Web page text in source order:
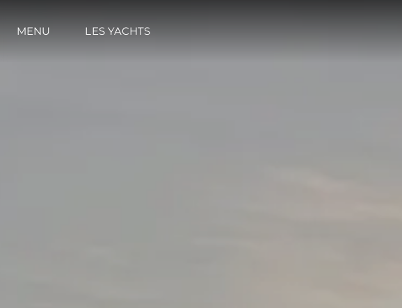
MENU LES YACHTS